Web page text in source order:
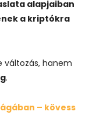
alapjaiban
a kriptókra
változás, hanem
.
– kövess